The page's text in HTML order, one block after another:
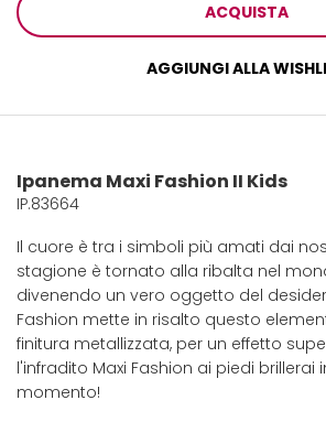
ACQUISTA
AGGIUNGI ALLA
Ipanema Maxi Fashion II Kids
IP.83664
Il cuore è tra i simboli più amati dai
stagione è tornato alla ribalta nel
divenendo un vero oggetto del
Fashion mette in risalto questo
finitura metallizzata, per un effetto
l'infradito Maxi Fashion ai piedi brillerai
momento!